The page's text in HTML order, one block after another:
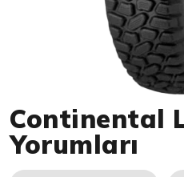
Continental
Yorumları